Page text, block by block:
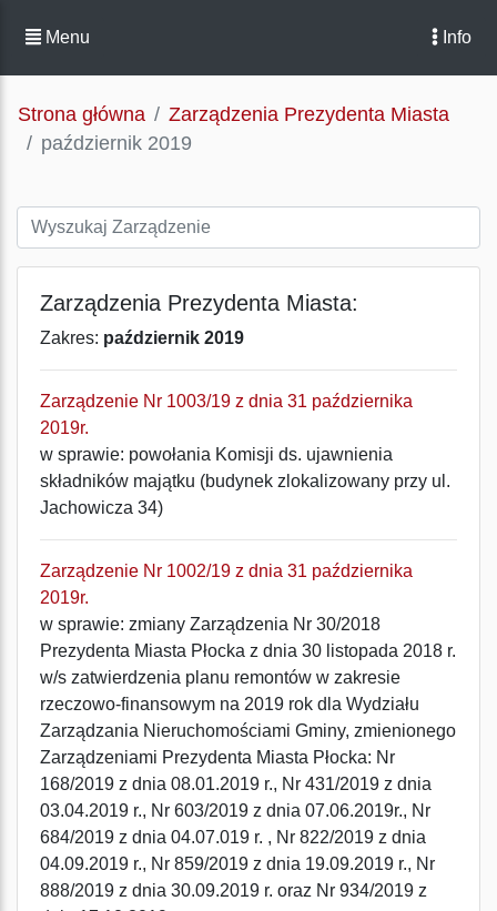
Menu Info
Strona główna
Zarządzenia Prezydenta Miasta
październik 2019
Zarządzenia Prezydenta Miasta:
Zakres: październik 2019
Zarządzenie Nr 1003/19 z dnia 31 października
2019r.
w sprawie: powołania Komisji ds. ujawnienia
składników majątku (budynek zlokalizowany przy ul.
Jachowicza 34)
Zarządzenie Nr 1002/19 z dnia 31 października
2019r.
w sprawie: zmiany Zarządzenia Nr 30/2018
Prezydenta Miasta Płocka z dnia 30 listopada 2018 r.
w/s zatwierdzenia planu remontów w zakresie
rzeczowo-finansowym na 2019 rok dla Wydziału
Zarządzania Nieruchomościami Gminy, zmienionego
Zarządzeniami Prezydenta Miasta Płocka: Nr
168/2019 z dnia 08.01.2019 r., Nr 431/2019 z dnia
03.04.2019 r., Nr 603/2019 z dnia 07.06.2019r., Nr
684/2019 z dnia 04.07.019 r. , Nr 822/2019 z dnia
04.09.2019 r., Nr 859/2019 z dnia 19.09.2019 r., Nr
888/2019 z dnia 30.09.2019 r. oraz Nr 934/2019 z